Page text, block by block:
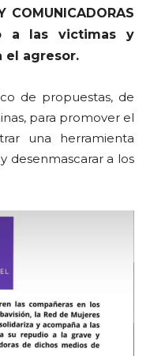
COMUNICADORAS
a las victimas y
el agresor.
de propuestas, de
para promover el
una herramienta
desenmascarar a los